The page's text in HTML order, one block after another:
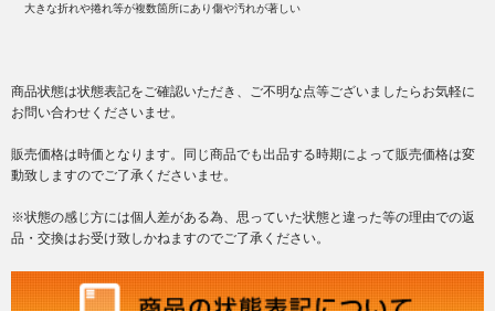
大きな折れや捲れ等が複数箇所にあり傷や汚れが著しい
商品状態は状態表記をご確認いただき、ご不明な点等ございましたらお気軽に
お問い合わせくださいませ。
販売価格は時価となります。同じ商品でも出品する時期によって販売価格は変
動致しますのでご了承くださいませ。
※状態の感じ方には個人差がある為、思っていた状態と違った等の理由での返
品・交換はお受け致しかねますのでご了承ください。